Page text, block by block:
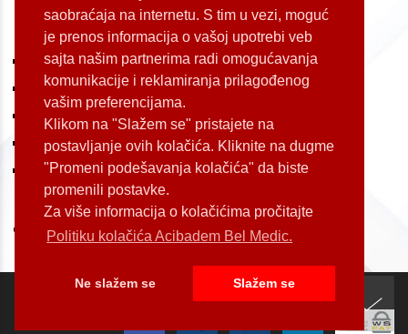
saobraćaja na internetu. S tim u vezi, moguć
je prenos informacija o vašoj upotrebi veb
sajta našim partnerima radi omogućavanja
komunikacije i reklamiranja prilagođenog
vašim preferencijama.
Klikom na "Slažem se" pristajete na
postavljanje ovih kolačića. Kliknite na dugme
"Promeni podešavanja kolačića" da biste
promenili postavke.
Za više informacija o kolačićima pročitajte
Politiku kolačića Acibadem Bel Medic.
Ne slažem se Slažem se
LOKACIJE
Koste Jovanovića 87 (Voždovac)
Bulevar Oslobođenja 155 (Voždovac)
Bulevar Oslobođenja 165 (Voždovac)
Kneginje Zorke 7 (Slavija)
Palmira Toljatija 1 (Novi Beograd)